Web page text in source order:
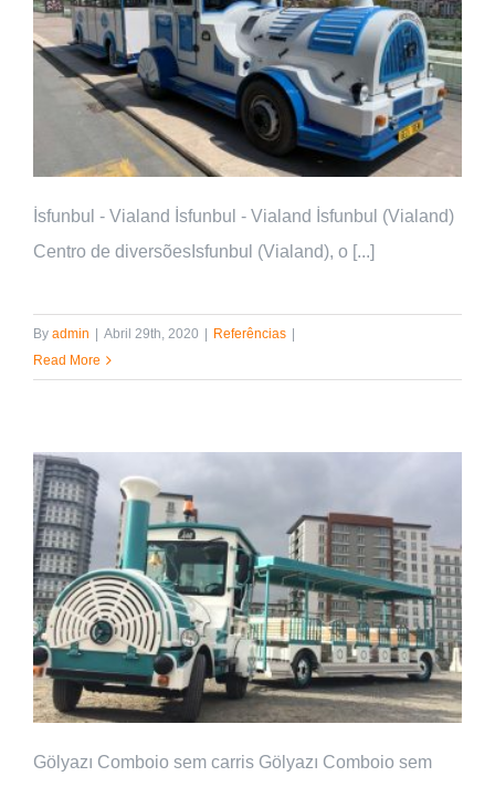
İsfunbul - Vialand İsfunbul - Vialand İsfunbul (Vialand)
Centro de diversõesIsfunbul (Vialand), o [...]
By admin Abril 29th, 2020 Referências
Read More
Gölyazı Comboio sem carris Gölyazı Comboio sem